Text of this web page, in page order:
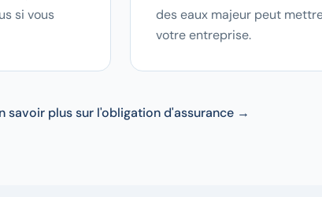
si vous
des eaux majeur peut
votre entreprise.
savoir plus sur l'obligation d'assurance →